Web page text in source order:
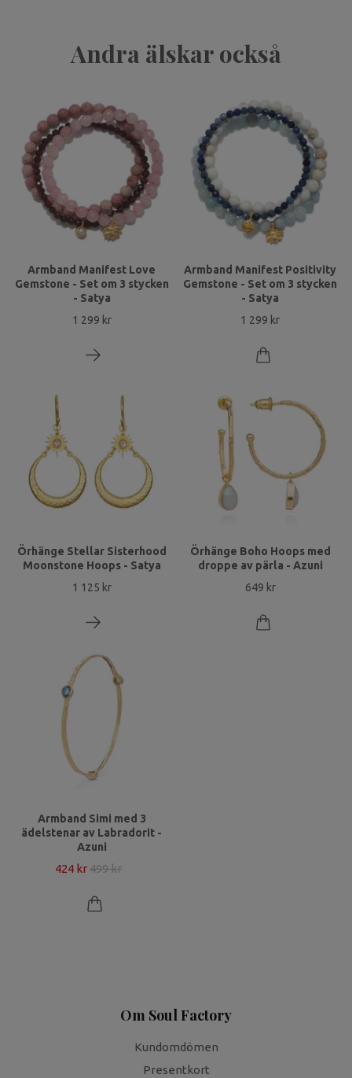
Andra älskar också
Armband Manifest Love
Gemstone - Set om 3 stycken
- Satya
1 299 kr
Armband Manifest Positivity
Gemstone - Set om 3 stycken
- Satya
1 299 kr
Örhänge Stellar Sisterhood
Moonstone Hoops - Satya
1 125 kr
Örhänge Boho Hoops med
droppe av pärla - Azuni
649 kr
Armband Simi med 3
ädelstenar av Labradorit -
Azuni
424 kr 499 kr
Om Soul Factory
Kundomdömen
Presentkort